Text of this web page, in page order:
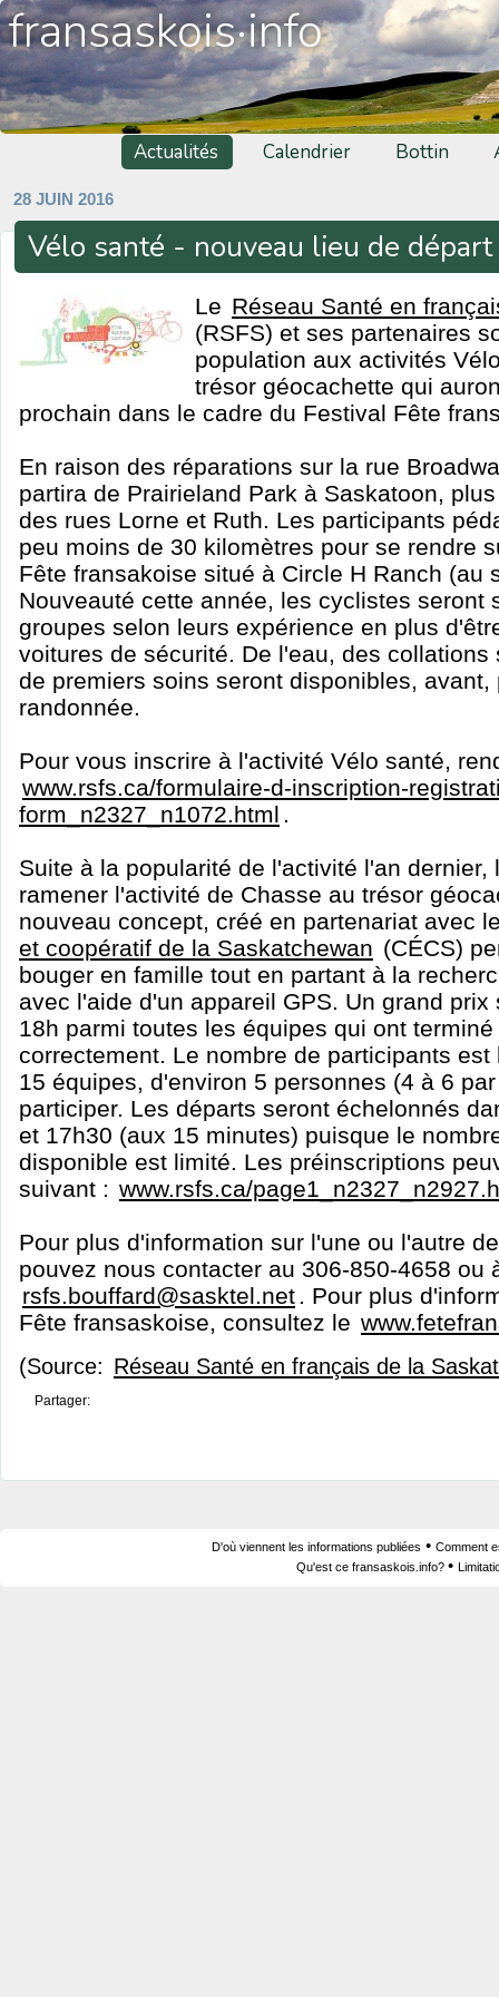
fransaskois·info
Actualités Calendrier Bottin
28 JUIN 2016
Vélo santé - nouveau lieu de départ
Le Réseau Santé en
(RSFS) et ses partenaires
population aux activités
trésor géocachette qui
prochain dans le cadre du Festival Fête
En raison des réparations sur la rue
partira de Prairieland Park à Saskatoon,
des rues Lorne et Ruth. Les participants
peu moins de 30 kilomètres pour se rendre
Fête fransakoise situé à Circle H Ranch (au
Nouveauté cette année, les cyclistes seront
groupes selon leurs expérience en plus
voitures de sécurité. De l'eau, des collations
de premiers soins seront disponibles, avant,
randonnée.
Pour vous inscrire à l'activité Vélo santé,
www.rsfs.ca/formulaire-d-inscription-
form_n2327_n1072.html .
Suite à la popularité de l'activité l'an dernier,
ramener l'activité de Chasse au trésor
nouveau concept, créé en partenariat avec
et coopératif de la Saskatchewan (CÉCS)
bouger en famille tout en partant à la
avec l'aide d'un appareil GPS. Un grand
18h parmi toutes les équipes qui ont
correctement. Le nombre de participants
15 équipes, d'environ 5 personnes (4 à 6
participer. Les départs seront échelonnés
et 17h30 (aux 15 minutes) puisque le
disponible est limité. Les préinscriptions
suivant : www.rsfs.ca/
Pour plus d'information sur l'une ou l'autre
pouvez nous contacter au 306-850-4658 ou
rsfs.bouffard@sasktel.net . Pour plus
Fête fransaskoise, consultez le
(Source: Réseau Santé en français de la
Partager:
D'où viennent les informations publiées • Comment
Qu'est ce fransaskois.info? •